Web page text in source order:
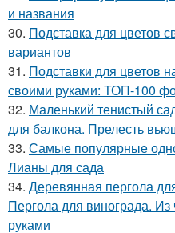
и названия
30. Подставка для цветов
вариантов
31. Подставки для цветов
своими руками: ТОП-100
32. Маленький тенистый
для балкона. Прелесть
33. Самые популярные
Лианы для сада
34. Деревянная пергола
Пергола для винограда. Из
руками